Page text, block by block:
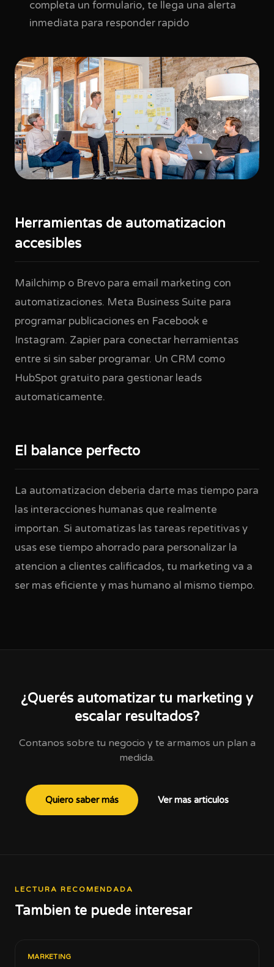
completa un formulario, te llega una alerta
inmediata para responder rapido
Herramientas de automatizacion
accesibles
Mailchimp o Brevo para email marketing con
automatizaciones. Meta Business Suite para
programar publicaciones en Facebook e
Instagram. Zapier para conectar herramientas
entre si sin saber programar. Un CRM como
HubSpot gratuito para gestionar leads
automaticamente.
El balance perfecto
La automatizacion deberia darte mas tiempo para
las interacciones humanas que realmente
importan. Si automatizas las tareas repetitivas y
usas ese tiempo ahorrado para personalizar la
atencion a clientes calificados, tu marketing va a
ser mas eficiente y mas humano al mismo tiempo.
¿Querés automatizar tu marketing y
escalar resultados?
Contanos sobre tu negocio y te armamos un plan a
medida.
Quiero saber más Ver mas articulos
LECTURA RECOMENDADA
Tambien te puede interesar
MARKETING